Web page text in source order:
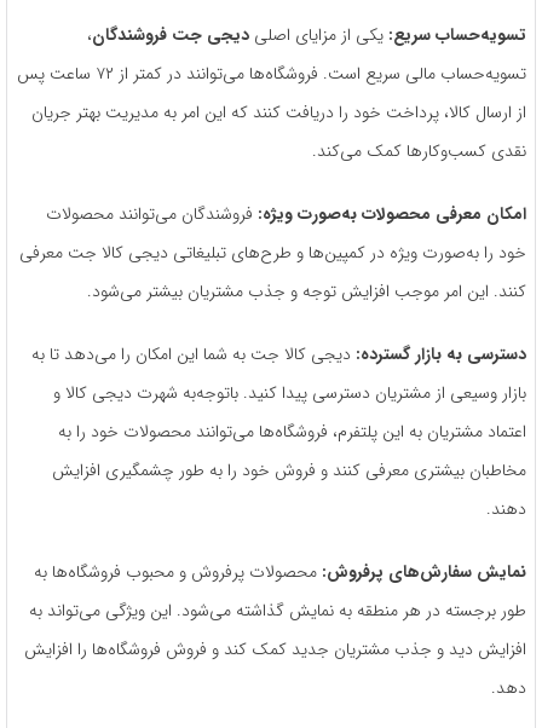
تسویه‌حساب سریع: یکی از مزایای اصلی دیجی جت فروشندگان،
تسویه‌حساب مالی سریع است. فروشگاه‌ها می‌توانند در کمتر از ۷۲ ساعت پس
از ارسال کالا، پرداخت خود را دریافت کنند که این امر به مدیریت بهتر جریان
نقدی کسب‌وکارها کمک می‌کند.
امکان معرفی محصولات به‌صورت ویژه: فروشندگان می‌توانند محصولات
خود را به‌صورت ویژه در کمپین‌ها و طرح‌های تبلیغاتی دیجی کالا جت معرفی
کنند. این امر موجب افزایش توجه و جذب مشتریان بیشتر می‌شود.
دسترسی به بازار گسترده: دیجی کالا جت به شما این امکان را می‌دهد تا به
بازار وسیعی از مشتریان دسترسی پیدا کنید. باتوجه‌به شهرت دیجی کالا و
اعتماد مشتریان به این پلتفرم، فروشگاه‌ها می‌توانند محصولات خود را به
مخاطبان بیشتری معرفی کنند و فروش خود را به طور چشمگیری افزایش
دهند.
نمایش سفارش‌های پرفروش: محصولات پرفروش و محبوب فروشگاه‌ها به
طور برجسته در هر منطقه به نمایش گذاشته می‌شود. این ویژگی می‌تواند به
افزایش دید و جذب مشتریان جدید کمک کند و فروش فروشگاه‌ها را افزایش
دهد.